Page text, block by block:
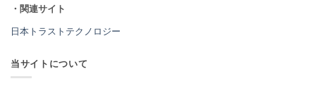
・関連サイト
日本トラストテクノロジー
当サイトについて